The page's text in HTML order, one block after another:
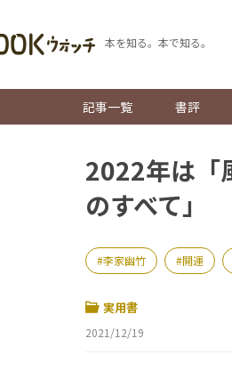
本を知る。本で知る。
記事一覧 書評
2022年は「
のすべて」
李家幽竹 開運
実用書
2021/12/19